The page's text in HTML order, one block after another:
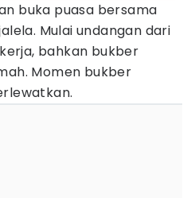
buka puasa bersama
Mulai undangan dari
bahkan bukber
Momen bukber